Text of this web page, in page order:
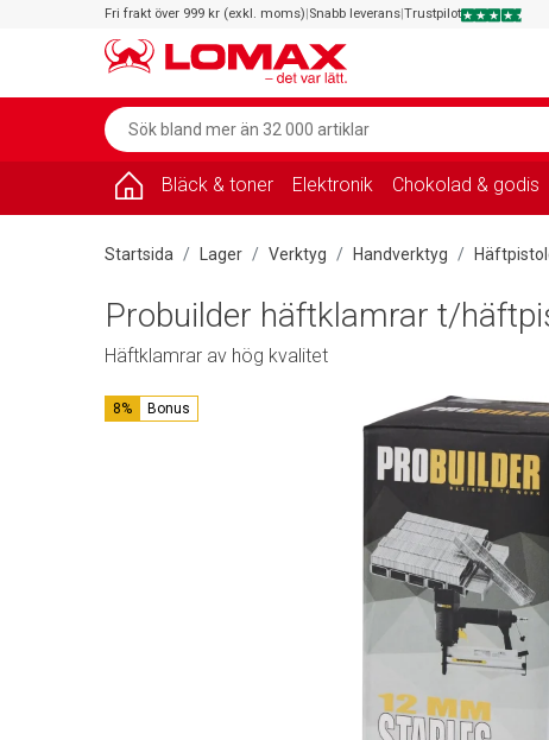
Fri frakt över 999 kr (exkl. moms)|Snabb leverans|Trustpilot
Bläck & toner Elektronik Chokolad & godis
Startsida Lager Verktyg Handverktyg
8% Bonus
Probuilder häftklamrar t/
Häftklamrar av hög kvalitet